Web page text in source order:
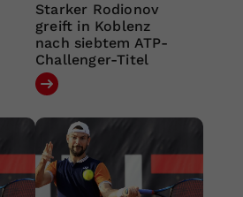
Starker Rodionov
greift in Koblenz
nach siebtem ATP-
Challenger-Titel